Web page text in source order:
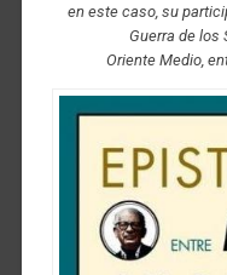
en este caso, su
Guerra de los
Oriente Medio,